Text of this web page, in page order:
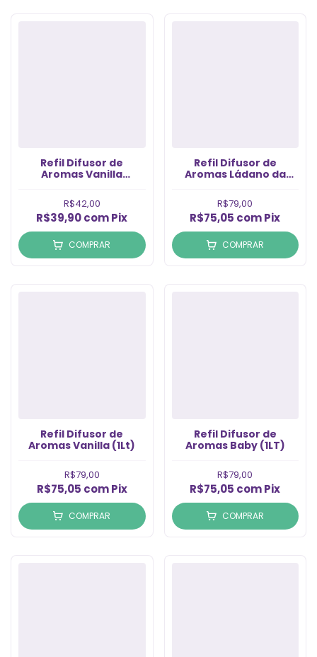
Refil Difusor de
Aromas Vanilla
R$42,00
R$39,90comPix
COMPRAR
Refil Difusor de
Aromas Ládano da
R$79,00
R$75,05 comPix
COMPRAR
Refil Difusor de
Aromas Vanilla (1Lt)
R$79,00
R$75,05 com Pix
COMPRAR
Refil Difusor de
Aromas Baby (1LT)
R$79,00
R$75,05 comPix
COMPRAR